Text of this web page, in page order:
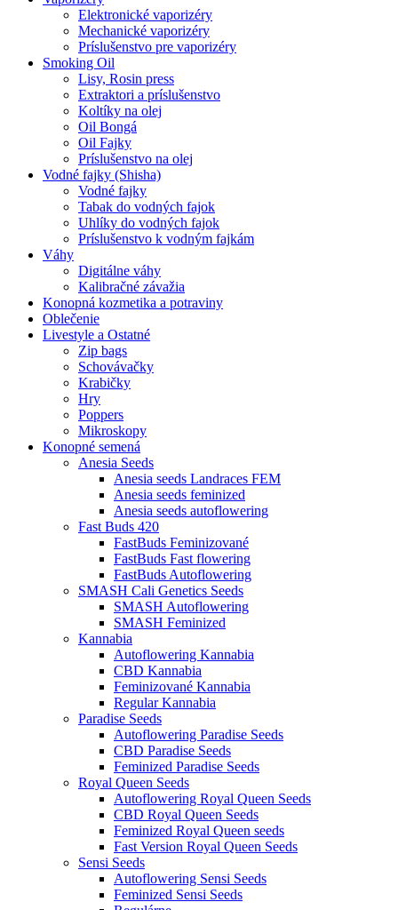
Elektronické vaporizéry
Mechanické vaporizéry
Príslušenstvo pre vaporizéry
Smoking Oil
Lisy, Rosin press
Extraktori a príslušenstvo
Koltíky na olej
Oil Bongá
Oil Fajky
Príslušenstvo na olej
Vodné fajky (Shisha)
Vodné fajky
Tabak do vodných fajok
Uhlíky do vodných fajok
Príslušenstvo k vodným fajkám
Váhy
Digitálne váhy
Kalibračné závažia
Konopná kozmetika a potraviny
Oblečenie
Livestyle a Ostatné
Zip bags
Schovávačky
Krabičky
Hry
Poppers
Mikroskopy
Konopné semená
Anesia Seeds
Anesia seeds Landraces FEM
Anesia seeds feminized
Anesia seeds autoflowering
Fast Buds 420
FastBuds Feminizované
FastBuds Fast flowering
FastBuds Autoflowering
SMASH Cali Genetics Seeds
SMASH Autoflowering
SMASH Feminized
Kannabia
Autoflowering Kannabia
CBD Kannabia
Feminizované Kannabia
Regular Kannabia
Paradise Seeds
Autoflowering Paradise Seeds
CBD Paradise Seeds
Feminized Paradise Seeds
Royal Queen Seeds
Autoflowering Royal Queen Seeds
CBD Royal Queen Seeds
Feminized Royal Queen seeds
Fast Version Royal Queen Seeds
Sensi Seeds
Autoflowering Sensi Seeds
Feminized Sensi Seeds